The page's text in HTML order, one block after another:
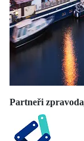
Partneři